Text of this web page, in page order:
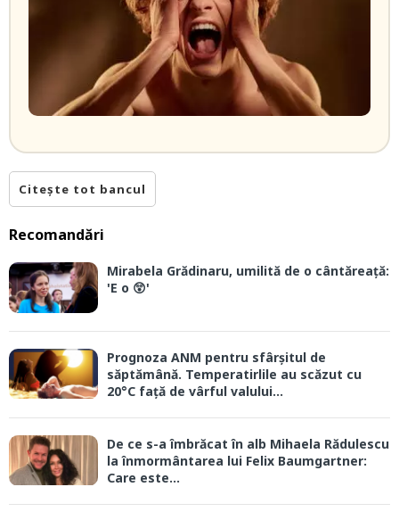
Citește tot bancul
Recomandări
Mirabela Grădinaru, umilită de o cântăreață:
'E o 😲'
Prognoza ANM pentru sfârșitul de
săptămână. Temperatirlile au scăzut cu
20°C față de vârful valului...
De ce s-a îmbrăcat în alb Mihaela Rădulescu
la înmormântarea lui Felix Baumgartner:
Care este...